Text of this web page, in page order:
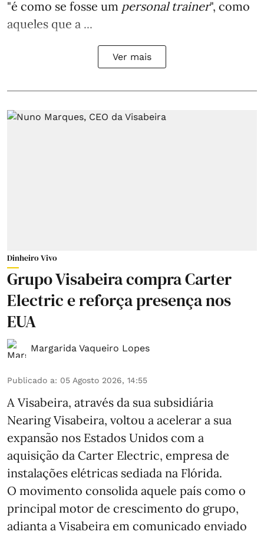
"é como se fosse um personal trainer", como
aqueles que a ...
Ver mais
Dinheiro Vivo
Grupo Visabeira compra Carter
Electric e reforça presença nos
EUA
Margarida Vaqueiro Lopes
Publicado a: 05 Agosto 2026, 14:55
A Visabeira, através da sua subsidiária
Nearing Visabeira, voltou a acelerar a sua
expansão nos Estados Unidos com a
aquisição da Carter Electric, empresa de
instalações elétricas sediada na Flórida.
O movimento consolida aquele país como o
principal motor de crescimento do grupo,
adianta a Visabeira em comunicado enviado